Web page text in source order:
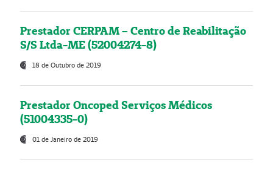
Prestador CERPAM – Centro de Reabilitação
S/S Ltda-ME (52004274-8)
18 de Outubro de 2019
Prestador Oncoped Serviços Médicos
(51004335-0)
01 de Janeiro de 2019